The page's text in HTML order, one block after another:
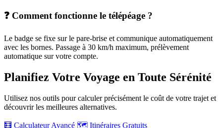
❓ Comment fonctionne le télépéage ?
Le badge se fixe sur le pare-brise et communique automatiquement
avec les bornes. Passage à 30 km/h maximum, prélèvement
automatique sur votre compte.
Planifiez Votre Voyage en Toute Sérénité
Utilisez nos outils pour calculer précisément le coût de votre trajet et
découvrir les meilleures alternatives.
🧮 Calculateur Avancé 🗺️ Itinéraires Gratuits